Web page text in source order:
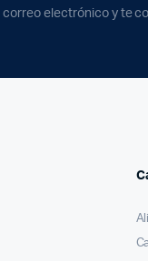
correo electrónico y te